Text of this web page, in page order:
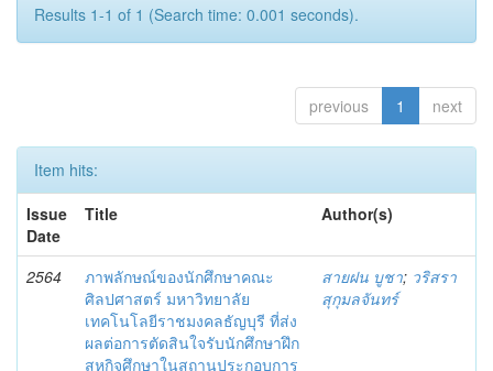
Results 1-1 of 1 (Search time: 0.001 seconds).
previous 1 next
Item hits:
Issue
Date
Title Author(s)
2564
ภาพลักษณ์ของนักศึกษาคณะ
ศิลปศาสตร์ มหาวิทยาลัย
เทคโนโลยีราชมงคลธัญบุรี ที่ส่ง
ผลต่อการตัดสินใจรับนักศึกษาฝึก
สหกิจศึกษาในสถานประกอบการ
สายฝน บูชา; วริสรา
สุกุมลจันทร์